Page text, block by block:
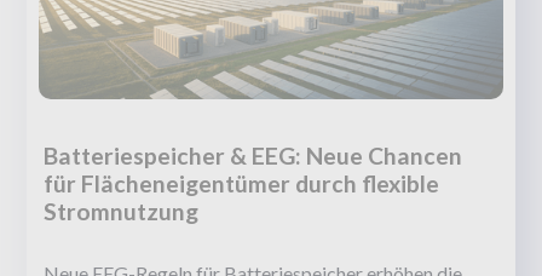
Batteriespeicher & EEG: Neue Chancen
für Flächeneigentümer durch flexible
Stromnutzung